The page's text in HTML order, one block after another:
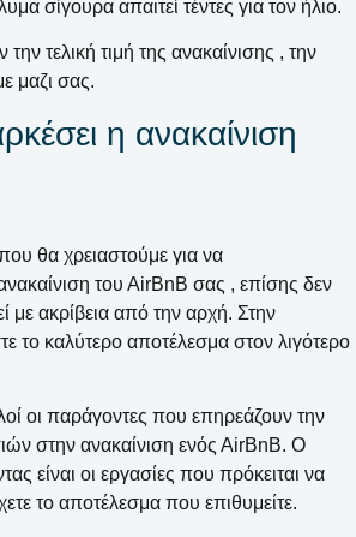
σίγουρα απαιτεί τέντες για τον ήλιο.
τελική τιμή της ανακαίνισης , την
μαζι σας.
η ανακαίνιση
θα χρειαστούμε για να
του ΑirΒnΒ σας , επίσης δεν
με ακρίβεια από την αρχή. Στην
το καλύτερο αποτέλεσμα στον λιγότερο
οι παράγοντες που επηρεάζουν την
στην ανακαίνιση ενός ΑirΒnΒ. Ο
είναι οι εργασίες που πρόκειται να
το αποτέλεσμα που επιθυμείτε.